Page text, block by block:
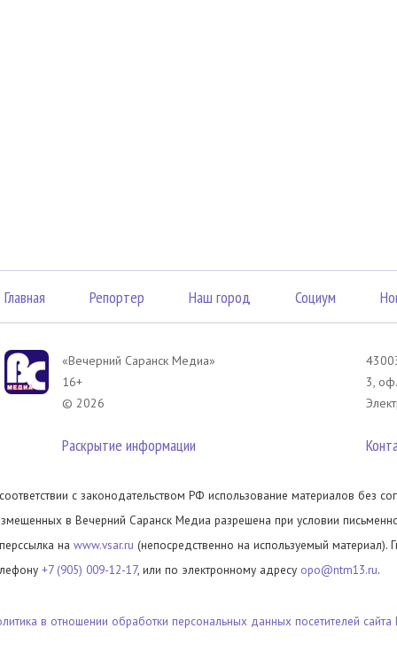
Главная Репортер Наш город Социум
«Вечерний Саранск Mедиа»
16+
© 2026
Раскрытие информации
3,
с законодательством РФ использование материалов без
в Вечерний Саранск Медиа разрешена при условии
на www.vsar.ru (непосредственно на используемый материал).
+7 (905) 009-12-17, или по электронному адресу opo@ntm13.ru.
в отношении обработки персональных данных посетителей